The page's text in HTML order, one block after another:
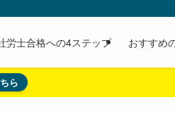
労士合格への4ステップ おすすめ
ら